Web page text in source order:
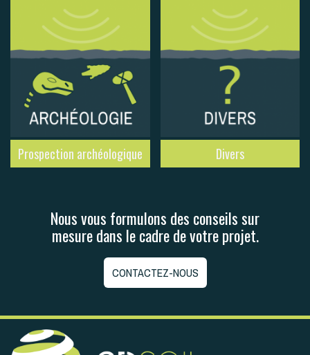
Prospection archéologique Divers
Nous vous formulons des conseils sur
mesure dans le cadre de votre projet.
CONTACTEZ-NOUS